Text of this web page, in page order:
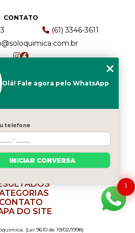
CONTATO
(61) 3346-3611
ENDEREÇO
Bl B, Sl 49 - Asa Sul
DF - CEP: 70361-520
HOME
EMPRESA
SERVIÇOS
CONTATO
DO SITE
(Lei 9610 de 19/02/1998)
1
Olá! Fale agora pelo WhatsApp
telefone
INICIAR CONVERSA